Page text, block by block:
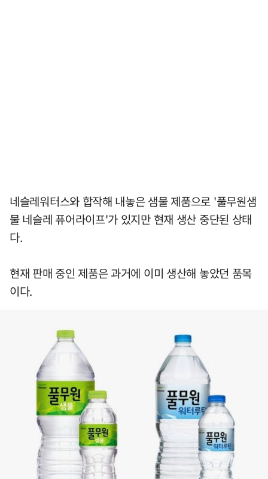
네슬레워터스와 합작해 내놓은 샘물 제품으로 '풀무원샘
물 네슬레 퓨어라이프'가 있지만 현재 생산 중단된 상태
다.
현재 판매 중인 제품은 과거에 이미 생산해 놓았던 품목
이다.